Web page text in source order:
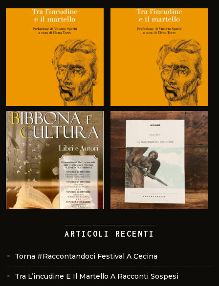
ARTICOLI RECENTI
Torna #Raccontandoci Festival A Cecina
Tra L’incudine E Il Martello A Racconti Sospesi